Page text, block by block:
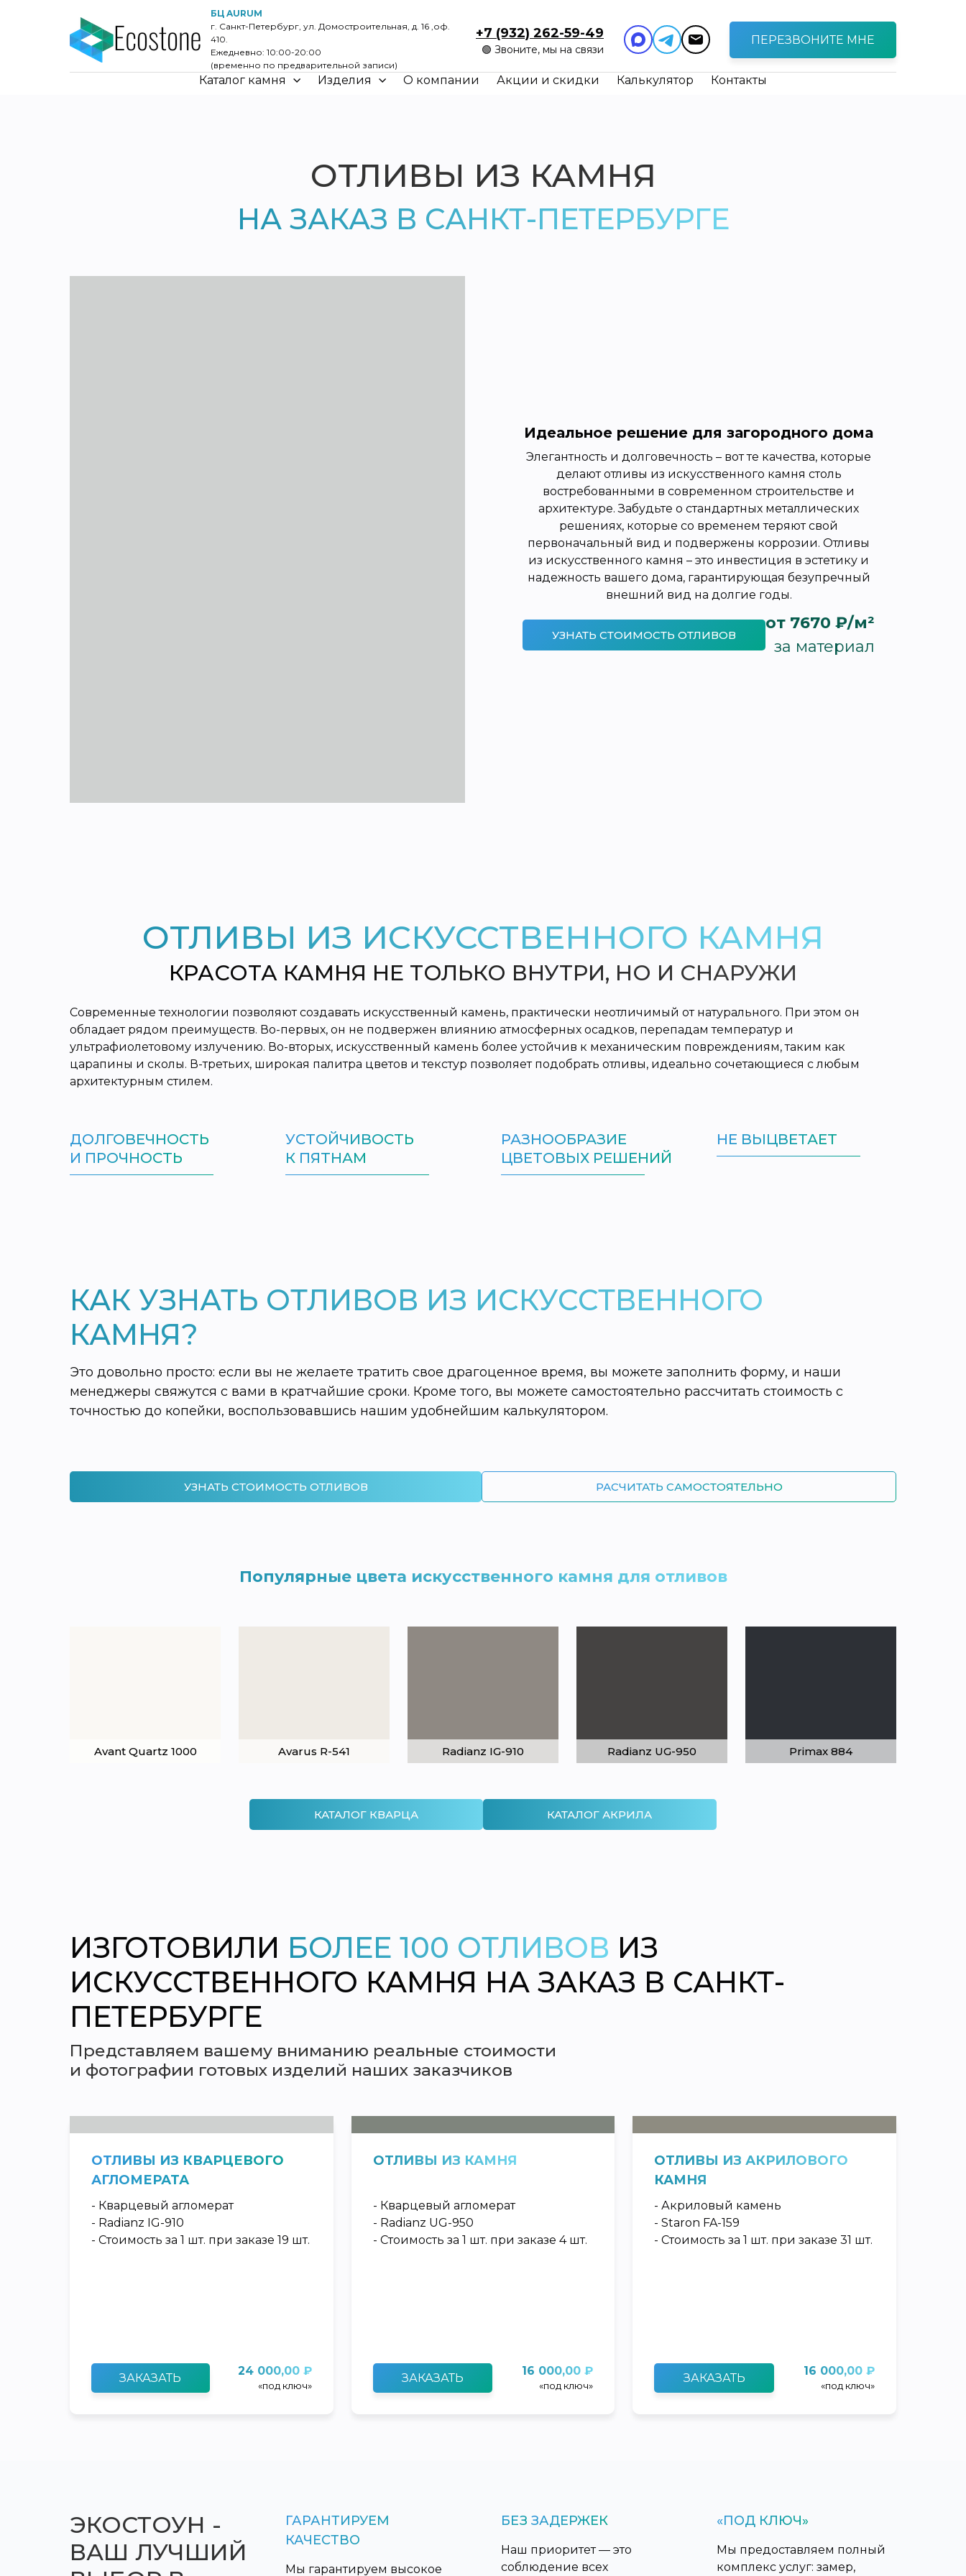
БЦ AURUM
г. Санкт-Петербург, ул. Домостроительная, д. 16 ,оф.
410.
Ежедневно: 10:00-20:00
(временно по предварительной записи)
+7 (932) 262-59-49
🟢 Звоните, мы на связи
ПЕРЕЗВОНИТЕ МНЕ
Каталог камня Изделия О компании Акции и скидки Калькулятор Контакты
ОТЛИВЫ ИЗ КАМНЯ
НА ЗАКАЗ В САНКТ-ПЕТЕРБУРГЕ
Идеальное решение для загородного дома
Элегантность и долговечность – вот те качества, которые
делают отливы из искусственного камня столь
востребованными в современном строительстве и
архитектуре. Забудьте о стандартных металлических
решениях, которые со временем теряют свой
первоначальный вид и подвержены коррозии. Отливы
из искусственного камня – это инвестиция в эстетику и
надежность вашего дома, гарантирующая безупречный
внешний вид на долгие годы.
УЗНАТЬ СТОИМОСТЬ ОТЛИВОВ
от 7670 ₽/м²
за материал
ОТЛИВЫ ИЗ ИСКУССТВЕННОГО КАМНЯ
КРАСОТА КАМНЯ НЕ ТОЛЬКО ВНУТРИ, НО И СНАРУЖИ
Современные технологии позволяют создавать искусственный камень, практически неотличимый от натурального. При этом он
обладает рядом преимуществ. Во-первых, он не подвержен влиянию атмосферных осадков, перепадам температур и
ультрафиолетовому излучению. Во-вторых, искусственный камень более устойчив к механическим повреждениям, таким как
царапины и сколы. В-третьих, широкая палитра цветов и текстур позволяет подобрать отливы, идеально сочетающиеся с любым
архитектурным стилем.
ДОЛГОВЕЧНОСТЬ
И ПРОЧНОСТЬ
УСТОЙЧИВОСТЬ
К ПЯТНАМ
РАЗНООБРАЗИЕ
ЦВЕТОВЫХ РЕШЕНИЙ
НЕ ВЫЦВЕТАЕТ
КАК УЗНАТЬ ОТЛИВОВ ИЗ ИСКУССТВЕННОГО
КАМНЯ?
Это довольно просто: если вы не желаете тратить свое драгоценное время, вы можете заполнить форму, и наши
менеджеры свяжутся с вами в кратчайшие сроки. Кроме того, вы можете самостоятельно рассчитать стоимость с
точностью до копейки, воспользовавшись нашим удобнейшим калькулятором.
УЗНАТЬ СТОИМОСТЬ ОТЛИВОВ РАСЧИТАТЬ САМОСТОЯТЕЛЬНО
Популярные цвета искусственного камня для отливов
Avant Quartz 1000 Avarus R-541 Radianz IG-910 Radianz UG-950 Primax 884
КАТАЛОГ КВАРЦА КАТАЛОГ АКРИЛА
ИЗГОТОВИЛИ БОЛЕЕ 100 ОТЛИВОВ ИЗ
ИСКУССТВЕННОГО КАМНЯ НА ЗАКАЗ В САНКТ-
ПЕТЕРБУРГЕ
Представляем вашему вниманию реальные стоимости
и фотографии готовых изделий наших заказчиков
ОТЛИВЫ ИЗ КВАРЦЕВОГО
АГЛОМЕРАТА
- Кварцевый агломерат
- Radianz IG-910
- Стоимость за 1 шт. при заказе 19 шт.
ЗАКАЗАТЬ
24 000,00 ₽
«под ключ»
ОТЛИВЫ ИЗ КАМНЯ
- Кварцевый агломерат
- Radianz UG-950
- Стоимость за 1 шт. при заказе 4 шт.
ЗАКАЗАТЬ
16 000,00 ₽
«под ключ»
ОТЛИВЫ ИЗ АКРИЛОВОГО
КАМНЯ
- Акриловый камень
- Staron FA-159
- Стоимость за 1 шт. при заказе 31 шт.
ЗАКАЗАТЬ
16 000,00 ₽
«под ключ»
ЭКОСТОУН -
ВАШ ЛУЧШИЙ
ГАРАНТИРУЕМ
КАЧЕСТВО
Мы гарантируем высокое
БЕЗ ЗАДЕРЖЕК
Наш приоритет — это
соблюдение всех
«ПОД КЛЮЧ»
Мы предоставляем полный
комплекс услуг: замер,